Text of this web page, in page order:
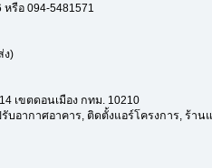
รือ 094-5481571
ง)
เขตดอนเมือง กทม. 10210
บอากาศอาคาร, ติดตั้งแอร์โครงการ, ร้า